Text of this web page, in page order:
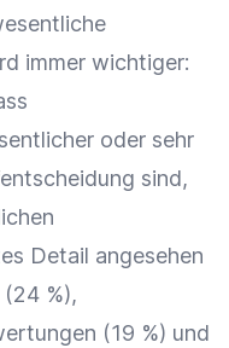
immer wichtiger:
oder sehr
sind,
Detail angesehen
%),
(19 %) und